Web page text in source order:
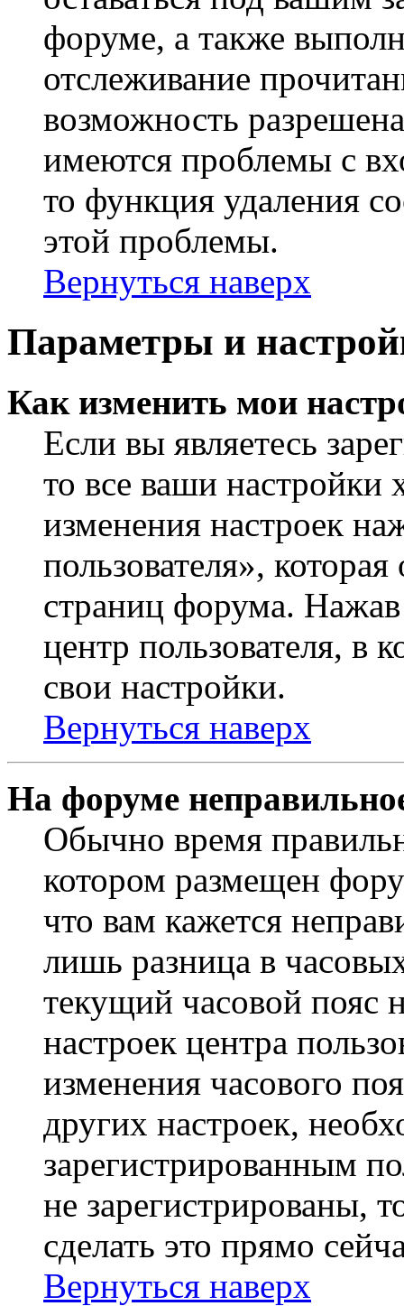
форуме, а также
отслеживание
возможность
имеются проблемы с
то функция удаления
этой проблемы.
Вернуться наверх
Параметры и
Как изменить мои
Если вы являетесь
то все ваши настройки
изменения настроек
пользователя»,
страниц форума.
центр пользователя, в
свои настройки.
Вернуться наверх
На форуме
Обычно время
котором размещен
что вам кажется
лишь разница в
текущий часовой пояс
настроек центра
изменения часового
других настроек,
зарегистрированным
не зарегистрированы,
сделать это прямо
Вернуться наверх